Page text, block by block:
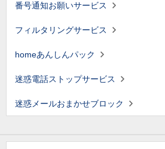
番号通知お願いサービス
フィルタリングサービス
homeあんしんパック
迷惑電話ストップサービス
迷惑メールおまかせブロック